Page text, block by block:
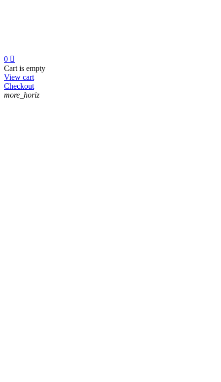
0 
Cart is empty
View cart
Checkout
more_horiz